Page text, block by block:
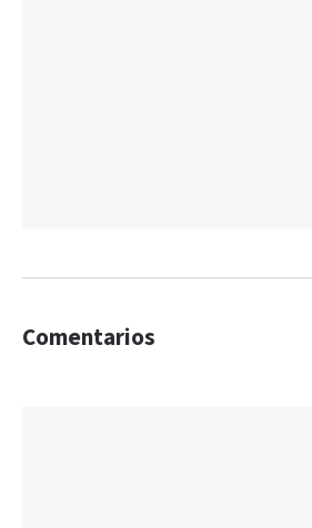
Comentarios